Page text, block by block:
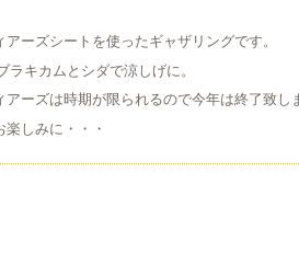
アーズシートを使ったギャザリングです。
キカムとシダで涼しげに。
アーズは時期が限られるので今年は終了致し
楽しみに・・・